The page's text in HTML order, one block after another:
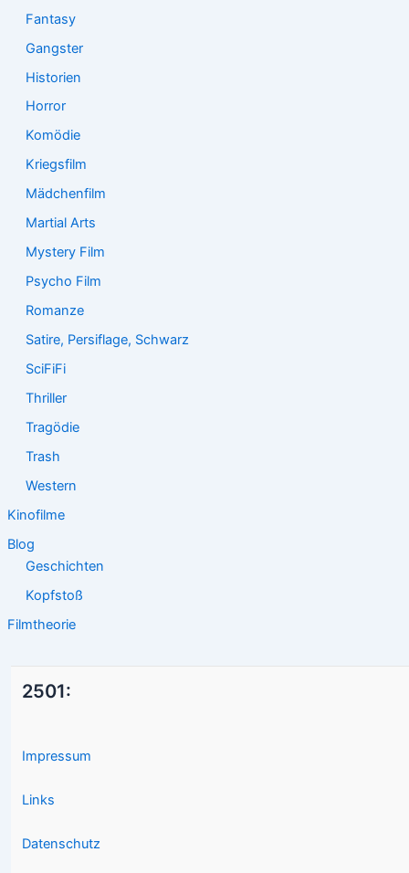
Fantasy
Gangster
Historien
Horror
Komödie
Kriegsfilm
Mädchenfilm
Martial Arts
Mystery Film
Psycho Film
Romanze
Satire, Persiflage, Schwarz
SciFiFi
Thriller
Tragödie
Trash
Western
Kinofilme
Blog
Geschichten
Kopfstoß
Filmtheorie
2501:
Impressum
Links
Datenschutz